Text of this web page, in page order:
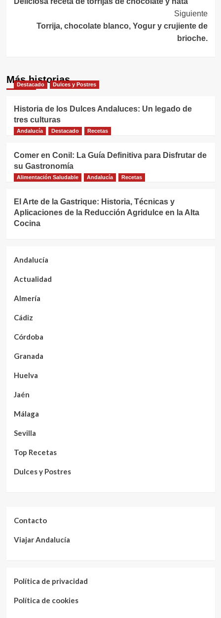
de
entradas
Siguiente
Torrija, chocolate blanco, Yogur y crujiente de
brioche.
Más historias
Destacado Dulces y Postres
Historia de los Dulces Andaluces: Un legado de
tres culturas
Andalucía Destacado Recetas
Comer en Conil: La Guía Definitiva para Disfrutar de
su Gastronomía
Alimentación Saludable Andalucía Recetas
El Arte de la Gastrique: Historia, Técnicas y
Aplicaciones de la Reducción Agridulce en la Alta
Cocina
Andalucía
Actualidad
Almería
Cádiz
Córdoba
Granada
Huelva
Jaén
Málaga
Sevilla
Top Recetas
Dulces y Postres
Contacto
Viajar Andalucía
Política de privacidad
Política de cookies